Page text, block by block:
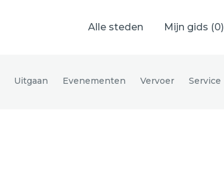
Alle steden Mijn gids (0)
Uitgaan Evenementen Vervoer Service